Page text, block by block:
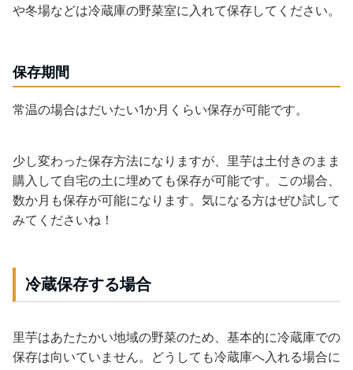
や冬場などは冷蔵庫の野菜室に入れて保存してください。
保存期間
常温の場合はだいたい1か月くらい保存が可能です。
少し変わった保存方法になりますが、里芋は土付きのまま
購入して自宅の土に埋めても保存が可能です。この場合、
数か月も保存が可能になります。気になる方はぜひ試して
みてくださいね！
冷蔵保存する場合
里芋はあたたかい地域の野菜のため、基本的に冷蔵庫での
保存は向いていません。どうしても冷蔵庫へ入れる場合に